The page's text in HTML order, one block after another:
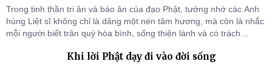
Trong tinh thần tri ân và báo ân của đạo Phật, tưởng nhớ các Anh
hùng Liệt sĩ không chỉ là dâng một nén tâm hương, mà còn là nhắc
mỗi người biết trân quý hòa bình, sống thiện lành và có trách
Khi lời Phật dạy đi vào đời sống